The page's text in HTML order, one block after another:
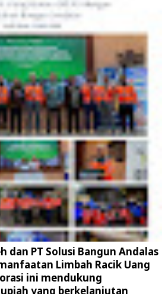
dan PT Solusi Bangun Andalas
Limbah Racik Uang
ini mendukung
yang berkelanjutan